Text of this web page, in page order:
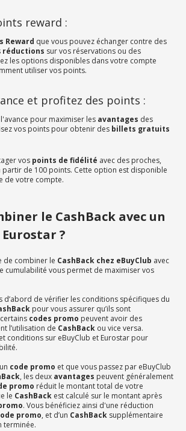
reward :
Reward que vous pouvez échanger contre des
réductions sur vos réservations ou des
les options disponibles dans votre compte
utiliser vos points.
et profitez des points :
pour maximiser les avantages des
vos points pour obtenir des billets gratuits
vos points de fidélité avec des proches,
partir de 100 points. Cette option est disponible
de votre compte.
le CashBack avec un
?
de combiner le CashBack chez eBuyClub avec
cumulabilité vous permet de maximiser vos
d’abord de vérifier les conditions spécifiques du
pour vous assurer qu’ils sont
codes promo peuvent avoir des
l’utilisation de CashBack ou vice versa.
conditions sur eBuyClub et Eurostar pour
code promo et que vous passez par eBuyClub
, les deux avantages peuvent généralement
promo réduit le montant total de votre
le CashBack est calculé sur le montant après
. Vous bénéficiez ainsi d'une réduction
promo, et d’un CashBack supplémentaire
terminée.